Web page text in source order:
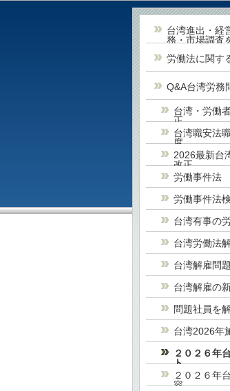
台湾進出・経
務・市場調査
労働法に関す
Q&A台湾労務
台湾・労働
正
台湾職安法
度
2026最新台
改正
労働事件法
労働事件法
台湾有事の
台湾労働法
台湾解雇問題
台湾解雇の
問題社員を
台湾2026年
２０２６年
ト
２０２６年
容